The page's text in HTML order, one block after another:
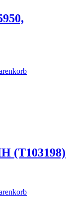
(T103198)